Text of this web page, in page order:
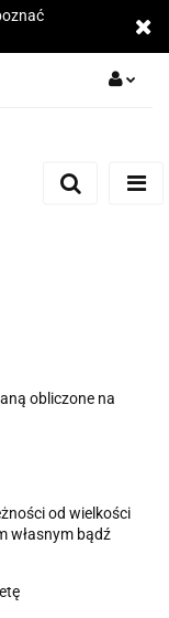
Zarejestruj się
obliczone na
od wielkości
własnym bądź